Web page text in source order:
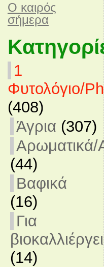
O καιρός
σήμερα
1
Φυτολόγιο/
(408)
Άγρια (307)
Αρωματικά/
(44)
Βαφικά
(16)
Για
(14)